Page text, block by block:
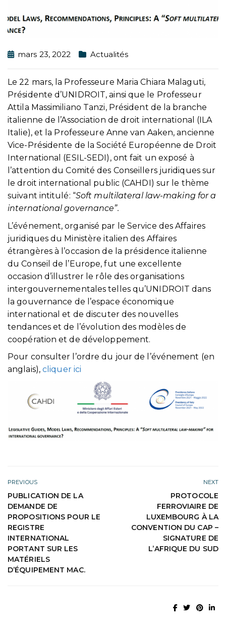
mars 23, 2022 Actualités
Le 22 mars, la Professeure Maria Chiara Malaguti,
Présidente d’UNIDROIT, ainsi que le Professeur
Attila Massimiliano Tanzi, Président de la branche
italienne de l’Association de droit international (ILA
Italie), et la Professeure Anne van Aaken, ancienne
Vice-Présidente de la Société Européenne de Droit
International (ESIL-SEDI), ont fait un exposé à
l’attention du Comité des Conseillers juridiques sur
le droit international public (CAHDI) sur le thème
suivant intitulé: “Soft multilateral law-making for a
international governance”.
L’événement, organisé par le Service des Affaires
juridiques du Ministère italien des Affaires
étrangères à l’occasion de la présidence italienne
du Conseil de l’Europe, fut une excellente
occasion d’illustrer le rôle des organisations
intergouvernementales telles qu’UNIDROIT dans
la gouvernance de l’espace économique
international et de discuter des nouvelles
tendances et de l’évolution des modèles de
coopération et de développement.
Pour consulter l’ordre du jour de l’événement (en
anglais), cliquer ici
PREVIOUS
PUBLICATION DE LA
DEMANDE DE
PROPOSITIONS POUR LE
REGISTRE
INTERNATIONAL
PORTANT SUR LES
MATÉRIELS
D’ÉQUIPEMENT MAC.
NEXT
PROTOCOLE
FERROVIAIRE DE
LUXEMBOURG À LA
CONVENTION DU CAP –
SIGNATURE DE
L’AFRIQUE DU SUD